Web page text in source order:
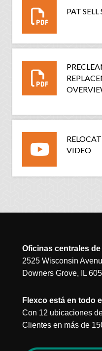
PAT SELL
VIDEO
Oficinas centrales
2525 Wisconsin
Downers Grove, IL
Flexco está en todo
Con 12 ubicaciones
Clientes en más de